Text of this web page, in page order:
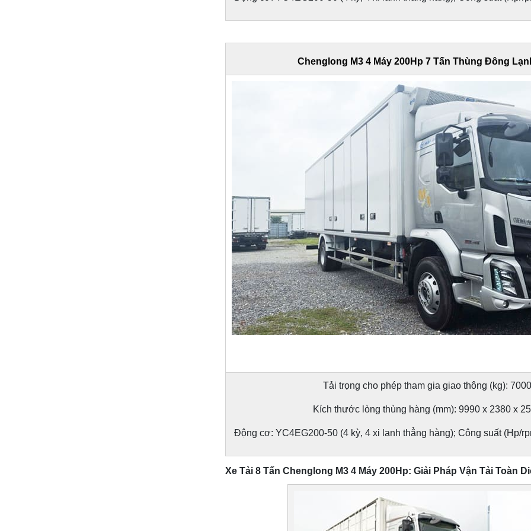
Chenglong M3 4 Máy 200Hp 7 Tấn Thùng Đông
Tải trọng cho phép tham gia giao thông (kg): 7000
Kích thước lòng thùng hàng (mm): 9990 x 2380 x
Động cơ: YC4EG200-50 (4 kỳ, 4 xi lanh thẳng hàng); Công suất (Hp/
Xe Tải 8 Tấn Chenglong M3 4 Máy 200Hp: Giải Pháp Vận Tải Toàn